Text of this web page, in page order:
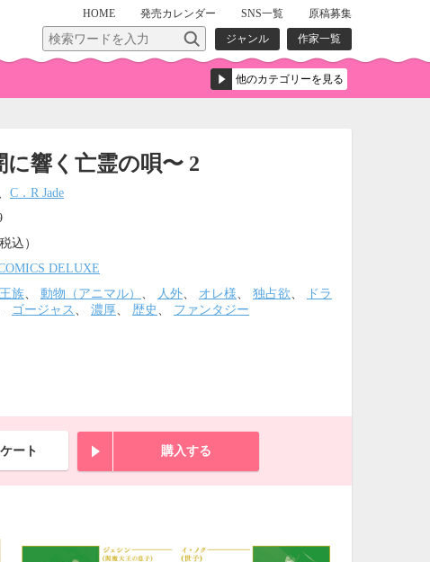
HOME 発売カレンダー SNS一覧
原稿募集
ジャンル
作家一覧
に響く亡霊の唄〜 2
C．R Jade
込）
DELUXE
王族、 動物（アニマル） 、 人外、 オレ様、 独占欲、
ドラ
ゴージャス 、 濃厚、 歴史 、 ファンタジー
ート 購入する